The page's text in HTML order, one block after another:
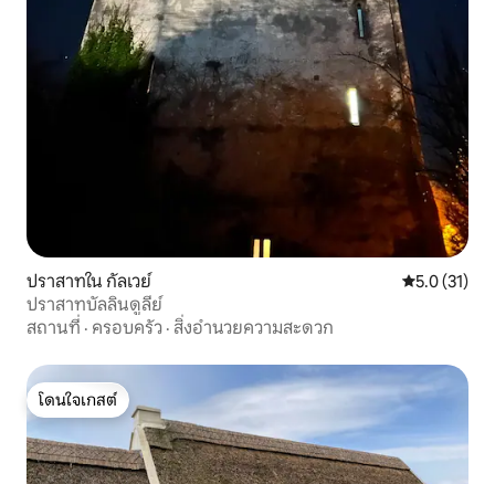
ปราสาทใน กัลเวย์ คะแนนเฉลี่ย
5.0 (31)
ปราสาทบัลลินดูลีย์
สถานที่ · ครอบครัว · สิ่งอำนวยความสะดวก
โดนใจเกสต์
โดนใจเกสต์